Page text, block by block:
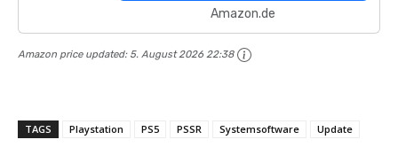
Amazon.de
Amazon price updated: 5. August 2026 22:38
TAGS Playstation PS5 PSSR Systemsoftware Update